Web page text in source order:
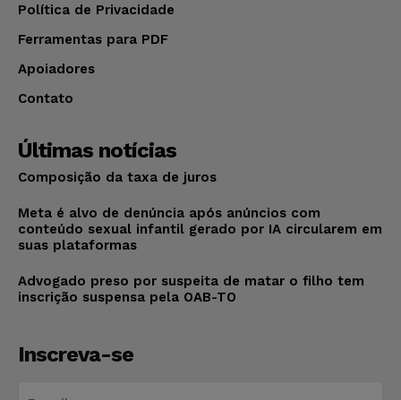
Política de Privacidade
Ferramentas para PDF
Apoiadores
Contato
Últimas notícias
Composição da taxa de juros
Meta é alvo de denúncia após anúncios com
conteúdo sexual infantil gerado por IA circularem em
suas plataformas
Advogado preso por suspeita de matar o filho tem
inscrição suspensa pela OAB-TO
Inscreva-se